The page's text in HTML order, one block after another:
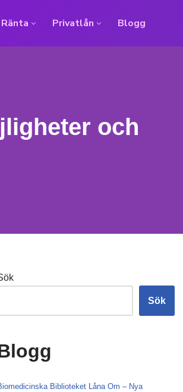
Privatlån Blogg
och
Sök
Biblioteket Låna Om – Nya